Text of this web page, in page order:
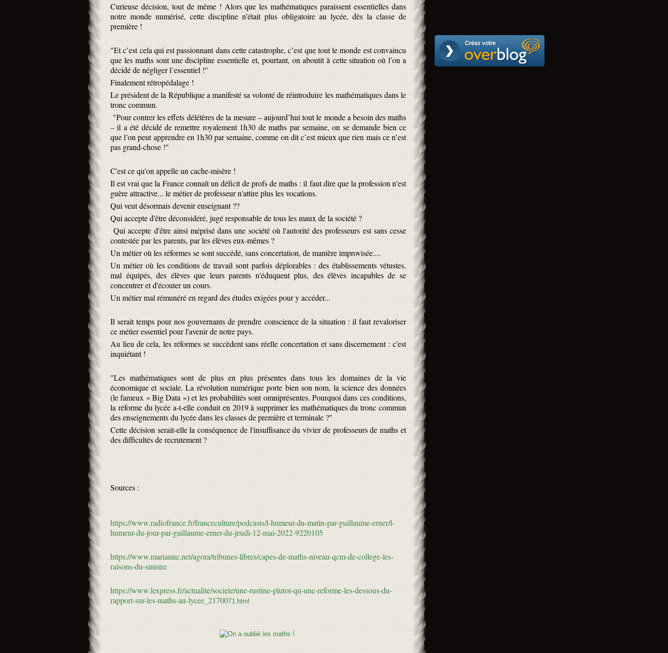
Curieuse décision, tout de même ! Alors que les mathématiques paraissent essentielles dans
notre monde numérisé, cette discipline n'était plus obligatoire au lycée, dès la classe de
première !
"Et c’est cela qui est passionnant dans cette catastrophe, c’est que tout le monde est convaincu
que les maths sont une discipline essentielle et, pourtant, on aboutit à cette situation où l’on a
décidé de négliger l’essentiel !"
Finalement rétropédalage !
Le président de la République a manifesté sa volonté de réintroduire les mathématiques dans le
tronc commun.
"Pour contrer les effets délétères de la mesure – aujourd’hui tout le monde a besoin des maths
– il a été décidé de remettre royalement 1h30 de maths par semaine, on se demande bien ce
que l’on peut apprendre en 1h30 par semaine, comme on dit c’est mieux que rien mais ce n’est
pas grand-chose !"
C'est ce qu'on appelle un cache-misère !
Il est vrai que la France connaît un déficit de profs de maths : il faut dire que la profession n'est
guère attractive... le métier de professeur n'attire plus les vocations.
Qui veut désormais devenir enseignant ??
Qui accepte d'être déconsidéré, jugé responsable de tous les maux de la société ?
Qui accepte d'être ainsi méprisé dans une société où l'autorité des professeurs est sans cesse
contestée par les parents, par les élèves eux-mêmes ?
Un métier où les réformes se sont succédé, sans concertation, de manière improvisée....
Un métier où les conditions de travail sont parfois déplorables : des établissements vétustes,
mal équipés, des élèves que leurs parents n'éduquent plus, des élèves incapables de se
concentrer et d'écouter un cours.
Un métier mal rémunéré en regard des études exigées pour y accéder...
Il serait temps pour nos gouvernants de prendre conscience de la situation : il faut revaloriser
ce métier essentiel pour l'avenir de notre pays.
Au lieu de cela, les réformes se succèdent sans réelle concertation et sans discernement : c'est
inquiétant !
"Les mathématiques sont de plus en plus présentes dans tous les domaines de la vie
économique et sociale. La révolution numérique porte bien son nom, la science des données
(le fameux « Big Data ») et les probabilités sont omniprésentes. Pourquoi dans ces conditions,
la réforme du lycée a-t-elle conduit en 2019 à supprimer les mathématiques du tronc commun
des enseignements du lycée dans les classes de première et terminale ?"
Cette décision serait-elle la conséquence de l'insuffisance du vivier de professeurs de maths et
des difficultés de recrutement ?
Sources :
https://www.radiofrance.fr/franceculture/podcasts/l-humeur-du-matin-par-guillaume-erner/l-
humeur-du-jour-par-guillaume-erner-du-jeudi-12-mai-2022-9220105
https://www.marianne.net/agora/tribunes-libres/capes-de-maths-niveau-qcm-de-college-les-
raisons-du-sinistre
https://www.lexpress.fr/actualite/societe/une-rustine-plutot-qu-une-reforme-les-dessous-du-
rapport-sur-les-maths-au-lycee_2170071.html